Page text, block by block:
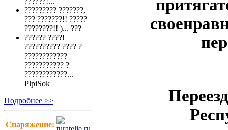
????????? ???????,
??? ???????!! ?????
????????!! )... ???
?????? ????!
?????????? ???? ?
????????????
??????????? ?
????????????...
PlpiSok
Подробнее >>
Снаряжение: